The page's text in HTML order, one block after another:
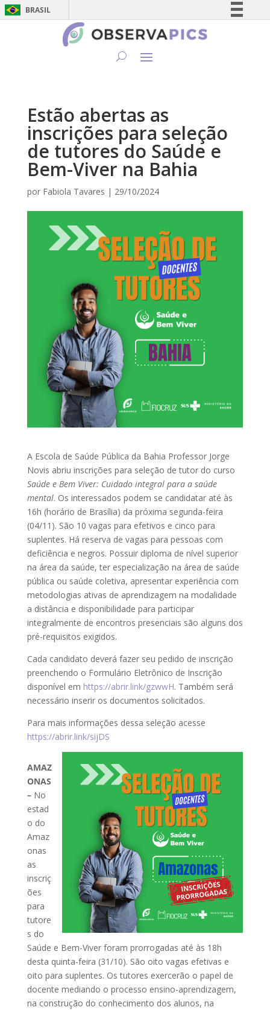
BRASIL
Simplifique!
Estão abertas as
inscrições para seleção
de tutores do Saúde e
Bem-Viver na Bahia
por Fabiola Tavares | 29/10/2024
A Escola de Saúde Pública da Bahia Professor Jorge
Novis abriu inscrições para seleção de tutor do curso
Saúde e Bem Viver: Cuidado integral para a saúde
mental. Os interessados podem se candidatar até às
16h (horário de Brasília) da próxima segunda-feira
(04/11). São 10 vagas para efetivos e cinco para
suplentes. Há reserva de vagas para pessoas com
deficiência e negros. Possuir diploma de nível superior
na área da saúde, ter especialização na área de saúde
pública ou saúde coletiva, apresentar experiência com
metodologias ativas de aprendizagem na modalidade
a distância e disponibilidade para participar
integralmente de encontros presenciais são alguns dos
pré-requisitos exigidos.
Cada candidato deverá fazer seu pedido de inscrição
preenchendo o Formulário Eletrônico de Inscrição
disponível em https://abrir.link/gzwwH. Também será
necessário inserir os documentos solicitados.
Para mais informações dessa seleção acesse
https://abrir.link/sijDS
AMAZ
ONAS
– No
estad
o do
Amaz
onas
as
inscriç
ões
para
tutore
s do
Saúde e Bem-Viver foram prorrogadas até às 18h
desta quinta-feira (31/10). São oito vagas efetivas e
oito para suplentes. Os tutores exercerão o papel de
docente mediando o processo ensino-aprendizagem,
na construção do conhecimento dos alunos, na